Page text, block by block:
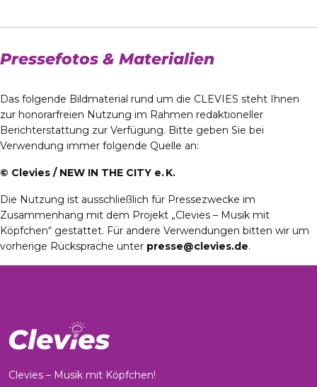
Pressefotos & Materialien
Das folgende Bildmaterial rund um die CLEVIES steht Ihnen
zur honorarfreien Nutzung im Rahmen redaktioneller
Berichterstattung zur Verfügung. Bitte geben Sie bei
Verwendung immer folgende Quelle an:
© Clevies / NEW IN THE CITY e. K.
Die Nutzung ist ausschließlich für Pressezwecke im
Zusammenhang mit dem Projekt „Clevies – Musik mit
Köpfchen“ gestattet. Für andere Verwendungen bitten wir um
vorherige Rücksprache unter presse@clevies.de.
Clevies – Musik mit Köpfchen!